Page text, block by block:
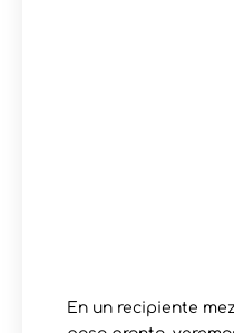
En un recipiente